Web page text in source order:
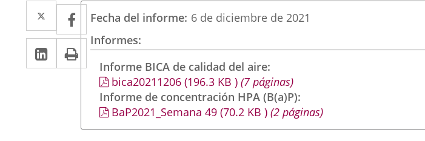
Twitter
Enlace
a
una
aplicación
externa.
Facebook
Enlace
a
una
aplicación
externa.
Linkedin
Enlace
a
aplicación
externa.
Print
Fecha del informe 6 de diciembre de 2021
Informes
Informe BICA de calidad del aire
bica20211206(196.3 KB )(7 páginas)
Informe de concentración HPA (B(a)P)
BaP2021_Semana 49(70.2 KB )(2 páginas)